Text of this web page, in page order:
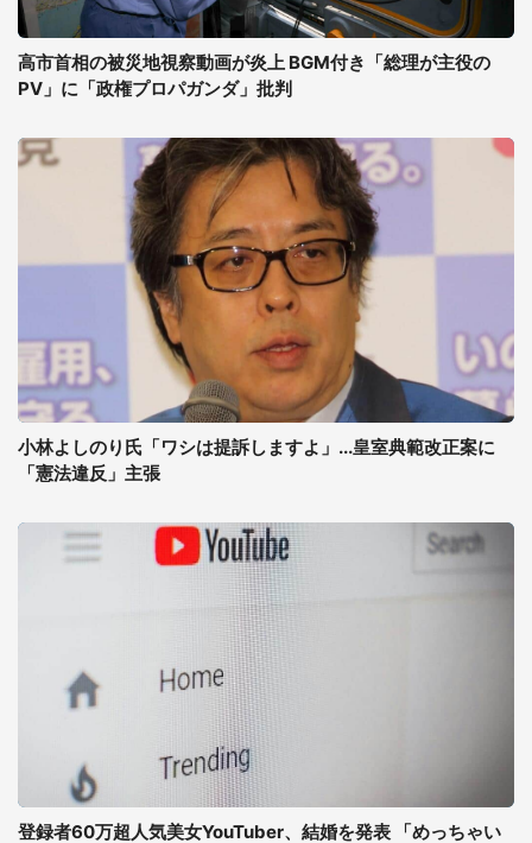
高市首相の被災地視察動画が炎上 BGM付き「総理が主役の
PV」に「政権プロパガンダ」批判
小林よしのり氏「ワシは提訴しますよ」...皇室典範改正案に
「憲法違反」主張
登録者60万超人気美女YouTuber、結婚を発表 「めっちゃい